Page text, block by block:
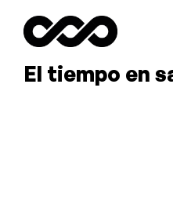
El tiempo en